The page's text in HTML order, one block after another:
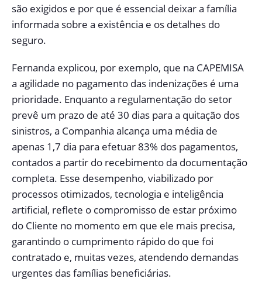
são exigidos e por que é essencial deixar a família
informada sobre a existência e os detalhes do
seguro.
Fernanda explicou, por exemplo, que na CAPEMISA
a agilidade no pagamento das indenizações é uma
prioridade. Enquanto a regulamentação do setor
prevê um prazo de até 30 dias para a quitação dos
sinistros, a Companhia alcança uma média de
apenas 1,7 dia para efetuar 83% dos pagamentos,
contados a partir do recebimento da documentação
completa. Esse desempenho, viabilizado por
processos otimizados, tecnologia e inteligência
artificial, reflete o compromisso de estar próximo
do Cliente no momento em que ele mais precisa,
garantindo o cumprimento rápido do que foi
contratado e, muitas vezes, atendendo demandas
urgentes das famílias beneficiárias.